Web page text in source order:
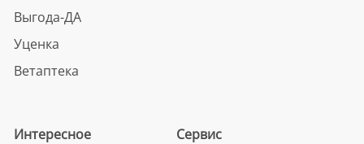
Выгода-ДА
Уценка
Ветаптека
Интересное Сервис